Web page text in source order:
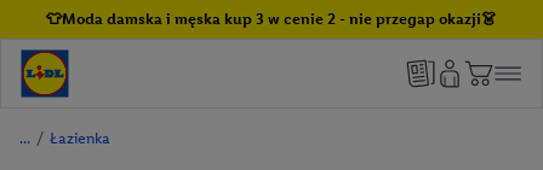
👕Moda damska i męska kup 3 w cenie 2 - nie przegap okazji👗
/ Łazienka